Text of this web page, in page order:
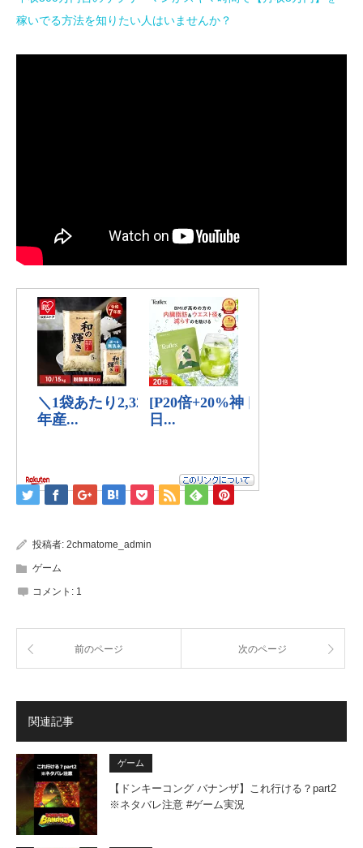
稼いでる方法を知りたい人はいませんか？
投稿者: 2chmatome_admin
ゲーム
コメント: 1
前のページ 次のページ
関連記事
ゲーム
【ドンキーコング バナンザ】これ行ける？part2
※ネタバレ注意 #ゲーム実況